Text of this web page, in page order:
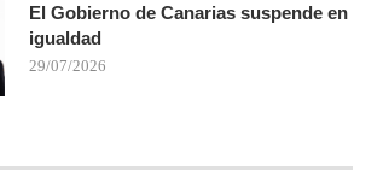
El Gobierno de Canarias suspende en
igualdad
29/07/2026